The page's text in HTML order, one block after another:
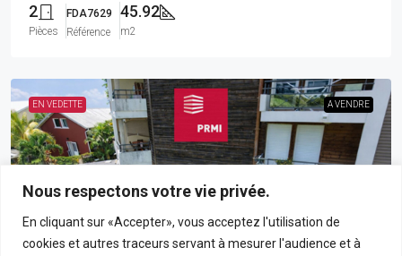
Nous respectons votre vie privée.
En cliquant sur «Accepter», vous acceptez l'utilisation de
cookies et autres traceurs servant à mesurer l'audience et à
2
Pièces
FDA7629
Référence
45.92
m2
EN VEDETTE A VENDRE